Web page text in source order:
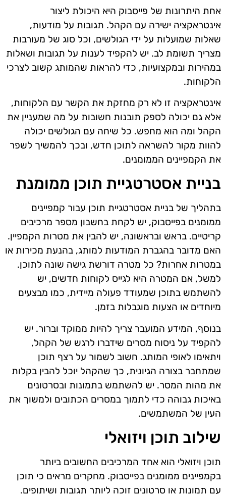
אחת היתרונות של פייסבוק היא היכולת ליצור
אינטראקציה ישירה עם הקהל. תגובות על מודעות,
שאלות שמועלות על ידי הגולשים, וכל סוג של מעורבות
מצריך תשומת לב. יש להקפיד לענות על תגובות ושאלות
במהירות ובמקצועיות, כדי להראות שהמותג קשוב לצרכי
הלקוחות.
אינטראקציה זו לא רק מחזקת את הקשר עם הלקוחות,
אלא גם יכולה לספק תובנות חשובות על מה שמעניין את
הקהל ומה הוא מחפש. כל שיחה עם הגולשים יכולה
להוות מקור להשראה לתוכן חדש, ובכך להמשיך לשפר
את הקמפיינים הממומנים.
בניית אסטרטגיית תוכן ממומנת
בתהליך של בניית אסטרטגיית תוכן עבור קמפיינים
ממומנים בפייסבוק, יש לקחת בחשבון מספר מרכיבים
קריטיים. בראש ובראשונה, יש להבין את מטרות הקמפיין.
האם מדובר בהגברת המודעות למותג, בהנעת מכירות או
במטרות אחרות? כל מטרה דורשת גישה שונה לתוכן.
למשל, אם המטרה היא לגייס לקוחות חדשים, יש
להשתמש בתוכן שמעודד פעולה מיידית, כמו מבצעים
מיוחדים או הצעות מוגבלות בזמן.
בנוסף, המידע המועבר צריך להיות ממוקד וברור. יש
להקפיד על ניסוח מסרים שידברו לרגש של הקהל,
ויתאימו לאופי המותג. חשוב לשמור על רצף תוכן
שמתחבר בצורה הגיונית, כך שהקהל יוכל להבין בקלות
את מהות המסר. יש להשתמש בתמונות ובסרטונים
באיכות גבוהה כדי לתמוך במסרים הכתובים ולמשוך את
העין של המשתמשים.
שילוב תוכן ויזואלי
תוכן ויזואלי הוא אחד המרכיבים החשובים ביותר
בקמפיינים ממומנים בפייסבוק. מחקרים מראים כי תוכן
עם תמונות או סרטונים זוכה ליותר תגובות ושיתופים.